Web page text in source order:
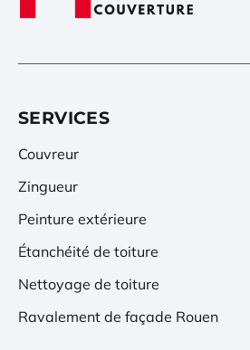
SERVICES
Couvreur
Zingueur
Peinture extérieure
Étanchéité de toiture
Nettoyage de toiture
Ravalement de façade Rouen